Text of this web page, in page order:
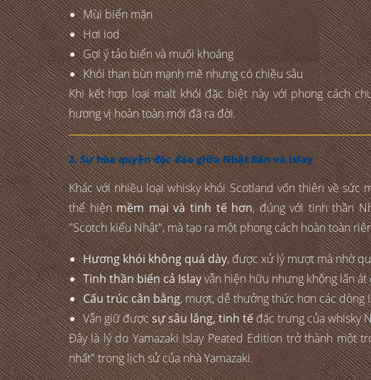
Mùi biển mặn
Hơi iod
Gợi ý tảo biển và muối khoáng
Khói than bùn mạnh mẽ nhưng có chiều sâu
Khi kết hợp loại malt khói đặc biệt này với phong cách
hương vị hoàn toàn mới đã ra đời.
2. Sự hòa quyện độc đáo giữa Nhật Bản và Islay
Khác với nhiều loại whisky khói Scotland vốn thiên về sức
thể hiệnmềm mại và tinh tế hơn, đúng với tinh thần
"Scotch kiểu Nhật", mà tạo ra một phong cách hoàn toàn
Hương khói không quá dày, được xử lý mượt mà nhờ
Tinh thần biển cả Islayvẫn hiện hữu nhưng không lấn át
Cấu trúc cân bằng, mượt, dễ thưởng thức hơn các dòng
Vẫn giữ đượcsự sâu lắng, tinh tếđặc trưng của whisky
Đây là lý do Yamazaki Islay Peated Edition trở thành một
nhất" trong lịch sử của nhà Yamazaki.